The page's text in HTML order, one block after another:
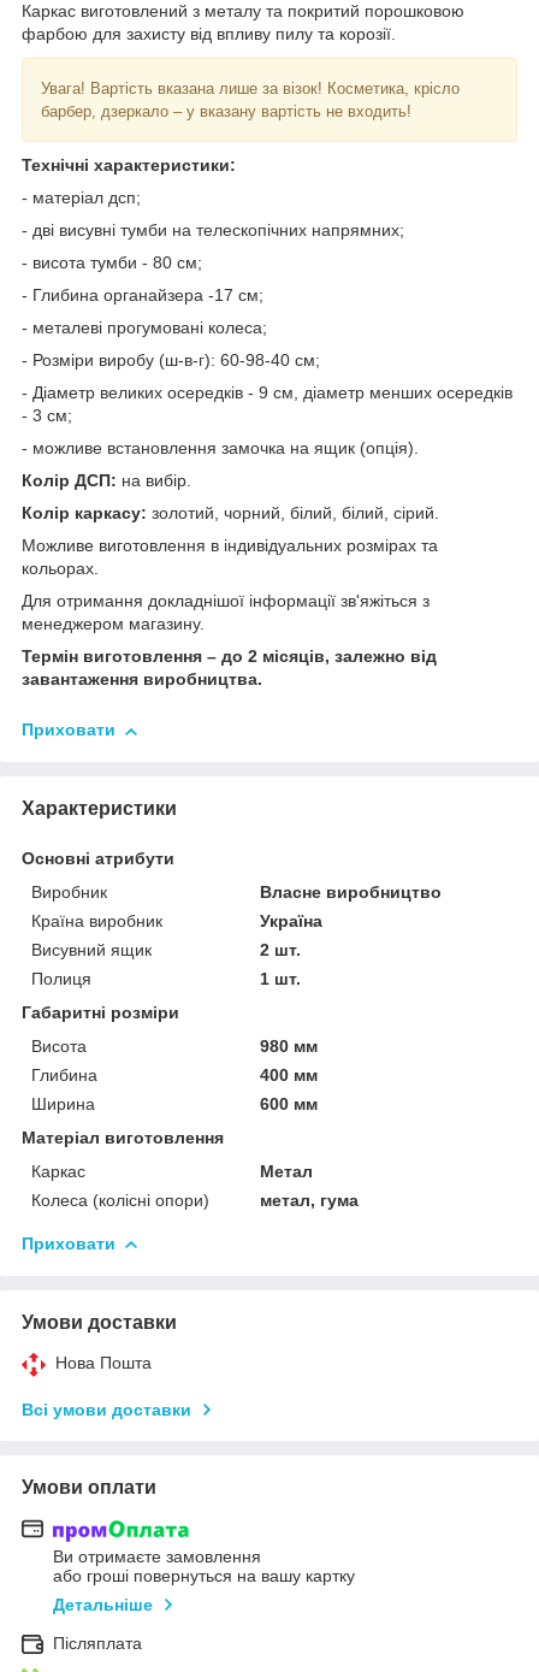
Каркас виготовлений з металу та покритий порошковою
фарбою для захисту від впливу пилу та корозії.
Увага! Вартість вказана лише за візок! Косметика, крісло
барбер, дзеркало – у вказану вартість не входить!
Технічні характеристики:
- матеріал дсп;
- дві висувні тумби на телескопічних напрямних;
- висота тумби - 80 см;
- Глибина органайзера -17 см;
- металеві прогумовані колеса;
- Розміри виробу (ш-в-г): 60-98-40 см;
- Діаметр великих осередків - 9 см, діаметр менших осередків
- 3 см;
- можливе встановлення замочка на ящик (опція).
Колір ДСП: на вибір.
Колір каркасу: золотий, чорний, білий, білий, сірий.
Можливе виготовлення в індивідуальних розмірах та
кольорах.
Для отримання докладнішої інформації зв'яжіться з
менеджером магазину.
Термін виготовлення – до 2 місяців, залежно від
завантаження виробництва.
Приховати
Характеристики
Основні атрибути
Виробник
Власне виробництво
Країна виробник
Україна
Висувний ящик
2 шт.
Полиця
1 шт.
Габаритні розміри
Висота
980 мм
Глибина
400 мм
Ширина
600 мм
Матеріал виготовлення
Каркас
Метал
Колеса (колісні опори)
метал, гума
Приховати
Умови доставки
Нова Пошта
Всі умови доставки
Умови оплати
Ви отримаєте замовлення
або гроші повернуться на вашу картку
Детальніше
Післяплата